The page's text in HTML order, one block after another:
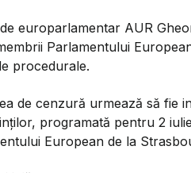
europarlamentar AUR
Parlamentului
procedurale.
de cenzură urmează să fie
programată pentru 2
European de la